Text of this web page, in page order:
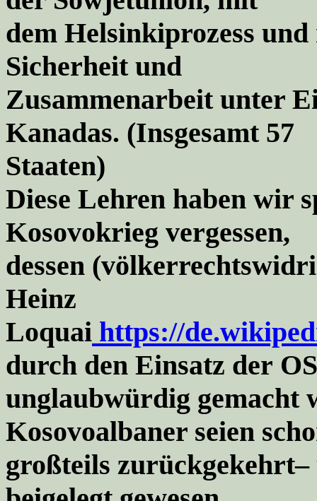
dem Helsinkiprozess
Sicherheit und
Zusammenarbeit unter
Kanadas. (Insgesamt 57
Staaten)
Diese Lehren haben wir
Kosovokrieg vergessen,
dessen (
Heinz
Loquai https://
durch den Einsatz der
unglaubwürdig gemacht
Kosovoalbaner seien
großteils zurückgekehrt–